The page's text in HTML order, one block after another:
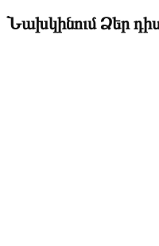
Նախկինում Ձեր